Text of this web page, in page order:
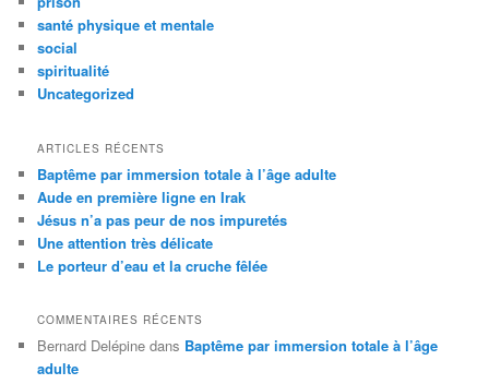
h
e
santé physique et mentale
social
spiritualité
Uncategorized
ARTICLES RÉCENTS
Baptême par immersion totale à l’âge adulte
Aude en première ligne en Irak
Jésus n’a pas peur de nos impuretés
Une attention très délicate
Le porteur d’eau et la cruche fêlée
COMMENTAIRES RÉCENTS
Bernard Delépine dans Baptême par immersion totale à l’âge
adulte